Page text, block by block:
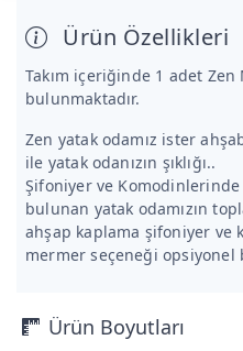
Ürün Özellikleri
Takım içeriğinde 1 adet
bulunmaktadır.
Zen yatak odamız ister
ile yatak odanızın şıklığı..
Şifoniyer ve
bulunan yatak odamızın
ahşap kaplama şifoniyer ve
mermer seçeneği opsiyonel
Ürün Boyutları